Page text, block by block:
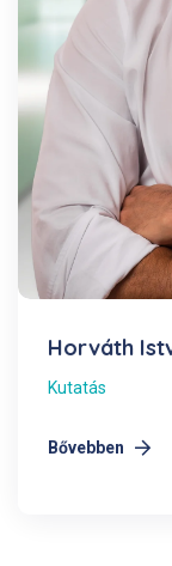
Horváth
Kutatás
Bővebben